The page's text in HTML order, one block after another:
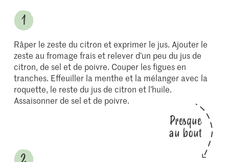
Râper le zeste du citron et exprimer le jus. Ajouter le
zeste au fromage frais et relever d’un peu du jus de
citron, de sel et de poivre. Couper les figues en
tranches. Effeuiller la menthe et la mélanger avec la
roquette, le reste du jus de citron et l’huile.
Assaisonner de sel et de poivre.
Presque
au bout